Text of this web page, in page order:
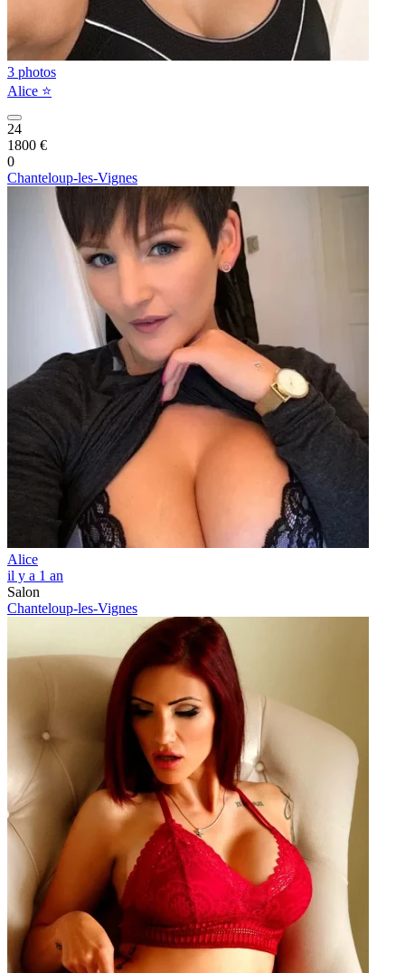
3 photos
Alice ⭐️
24
1800 €
0
Chanteloup-les-Vignes
Alice
il y a 1 an
Salon
Chanteloup-les-Vignes